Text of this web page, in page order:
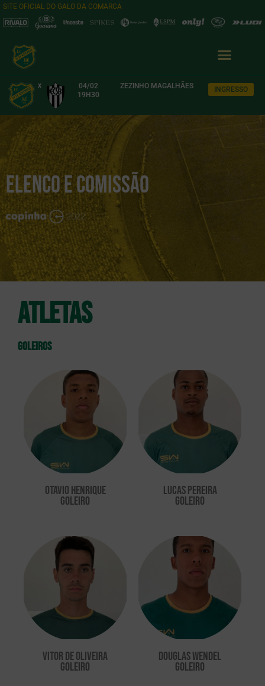
SITE OFICIAL DO GALO DA COMARCA
x
04/02
19H30
ZEZINHO MAGALHÃES INGRESSO
Elenco e Comissão
Atletas
goleiros
Otavio Henrique
Goleiro
Lucas Pereira
GOLEIRO
Vitor de Oliveira
goleiro
Douglas Wendel
goleiro